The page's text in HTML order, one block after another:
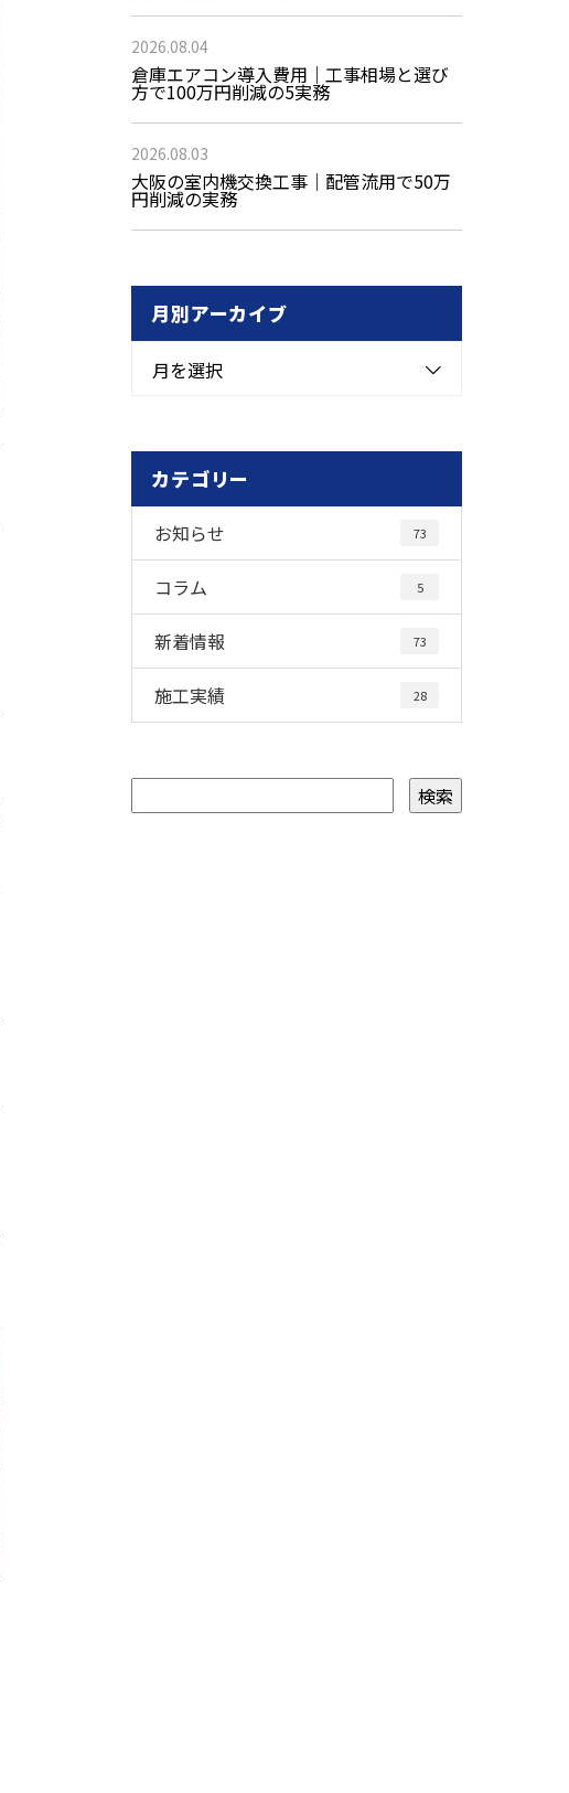
2026.08.04
倉庫エアコン導入費用｜工事相場と選び
方で100万円削減の5実務
2026.08.03
大阪の室内機交換工事｜配管流用で50万
円削減の実務
月別アーカイブ
月を選択
カテゴリー
お知らせ 73
コラム 5
新着情報 73
施工実績 28